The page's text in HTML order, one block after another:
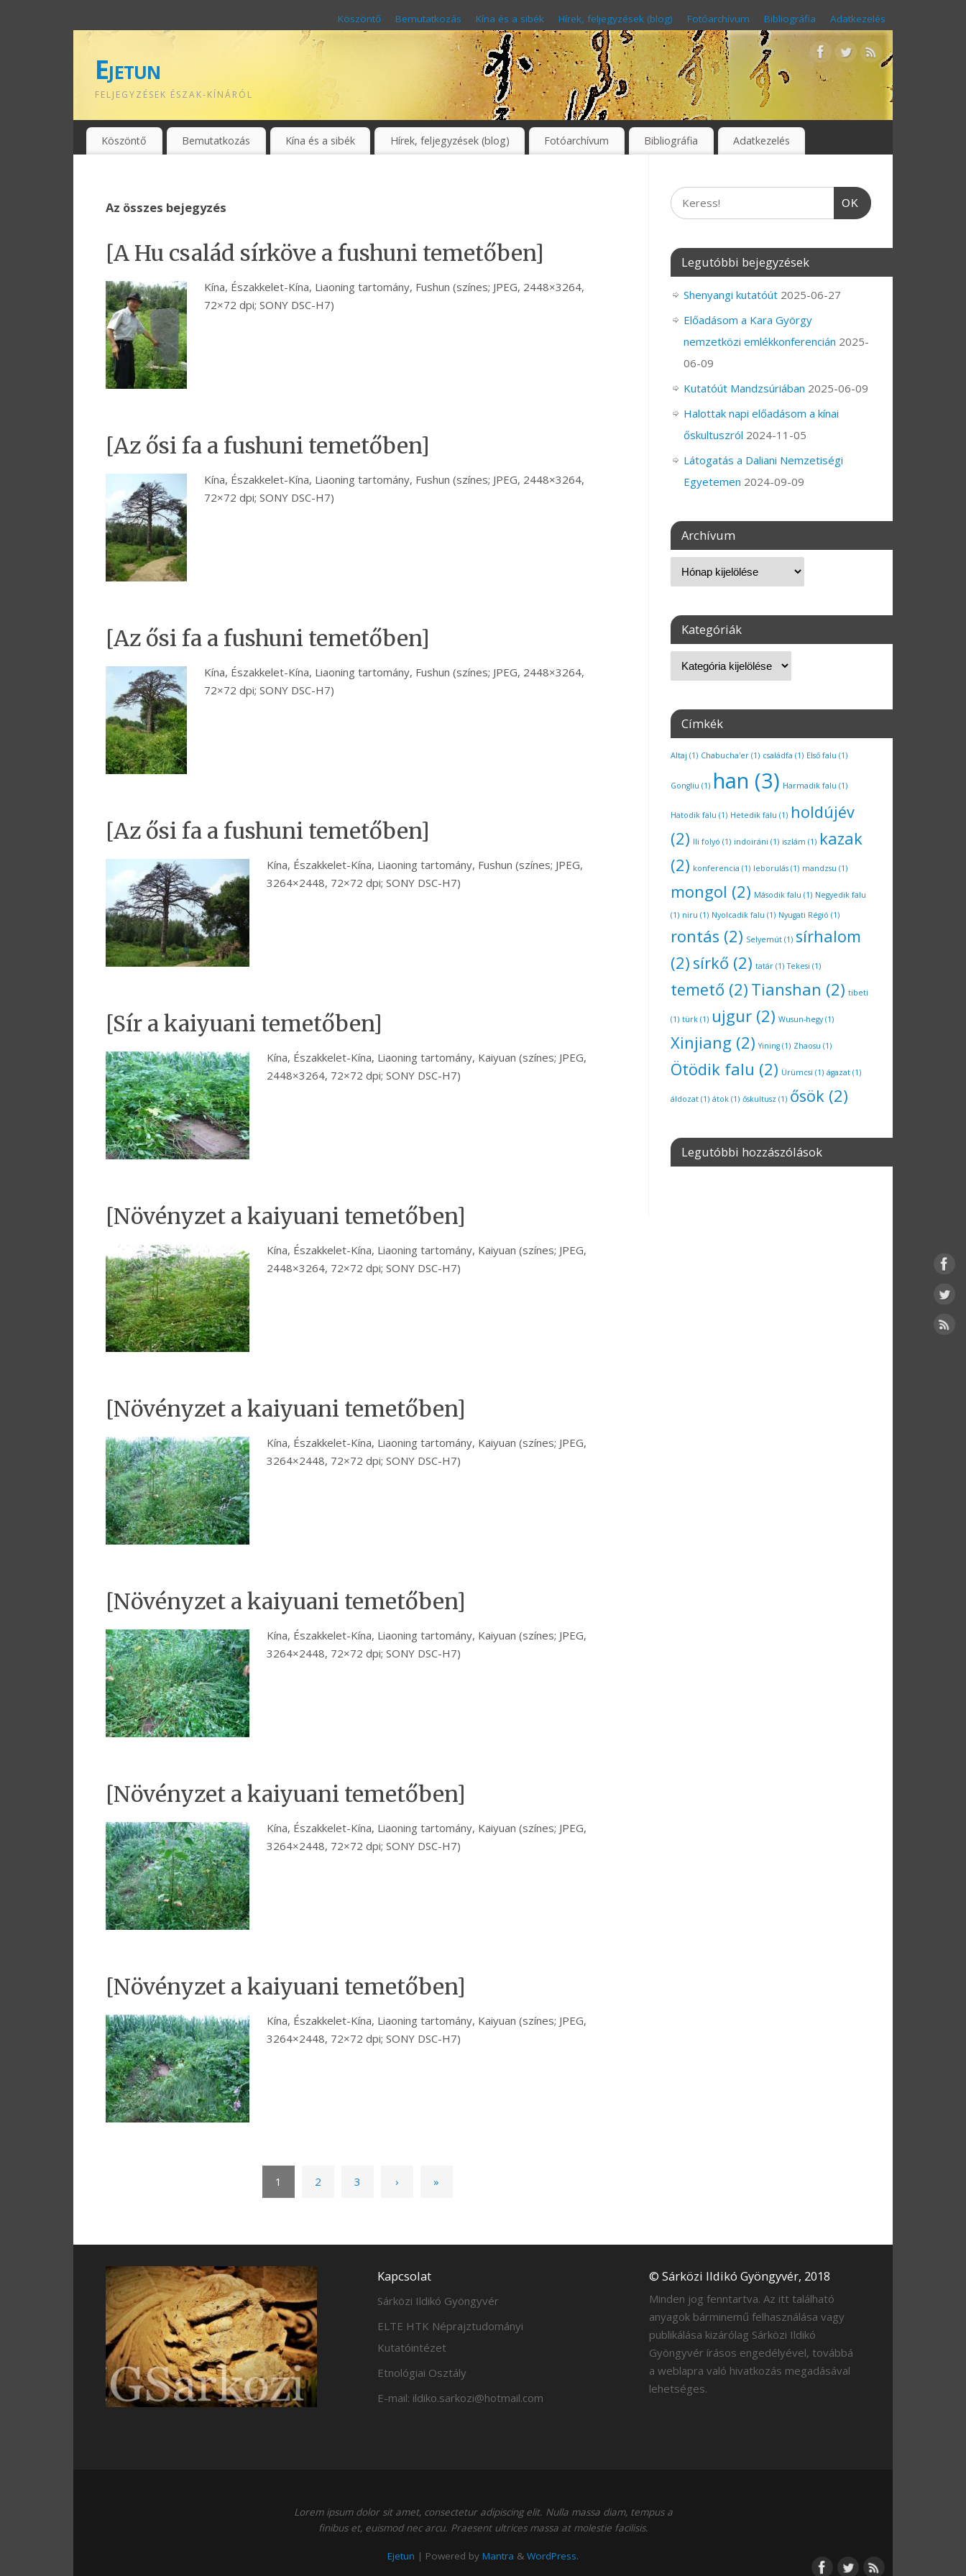
Köszöntő Bemutatkozás Kína és a sibék Hírek, feljegyzések (blog) Fotóarchívum Bibliográfia Adatkezelés
Ejetun
FELJEGYZÉSEK ÉSZAK-KÍNÁRÓL
Köszöntő Bemutatkozás Kína és a sibék Hírek, feljegyzések (blog) Fotóarchívum Bibliográfia Adatkezelés
Az összes bejegyzés
[A Hu család sírköve a fushuni temetőben]
Kína, Északkelet-Kína, Liaoning tartomány, Fushun (színes; JPEG, 2448×3264,
72×72 dpi; SONY DSC-H7)
[Az ősi fa a fushuni temetőben]
Kína, Északkelet-Kína, Liaoning tartomány, Fushun (színes; JPEG, 2448×3264,
72×72 dpi; SONY DSC-H7)
[Az ősi fa a fushuni temetőben]
Kína, Északkelet-Kína, Liaoning tartomány, Fushun (színes; JPEG, 2448×3264,
72×72 dpi; SONY DSC-H7)
[Az ősi fa a fushuni temetőben]
Kína, Északkelet-Kína, Liaoning tartomány, Fushun (színes; JPEG,
3264×2448, 72×72 dpi; SONY DSC-H7)
[Sír a kaiyuani temetőben]
Kína, Északkelet-Kína, Liaoning tartomány, Kaiyuan (színes; JPEG,
2448×3264, 72×72 dpi; SONY DSC-H7)
[Növényzet a kaiyuani temetőben]
Kína, Északkelet-Kína, Liaoning tartomány, Kaiyuan (színes; JPEG,
2448×3264, 72×72 dpi; SONY DSC-H7)
[Növényzet a kaiyuani temetőben]
Kína, Északkelet-Kína, Liaoning tartomány, Kaiyuan (színes; JPEG,
3264×2448, 72×72 dpi; SONY DSC-H7)
[Növényzet a kaiyuani temetőben]
Kína, Északkelet-Kína, Liaoning tartomány, Kaiyuan (színes; JPEG,
3264×2448, 72×72 dpi; SONY DSC-H7)
[Növényzet a kaiyuani temetőben]
Kína, Északkelet-Kína, Liaoning tartomány, Kaiyuan (színes; JPEG,
3264×2448, 72×72 dpi; SONY DSC-H7)
[Növényzet a kaiyuani temetőben]
Kína, Északkelet-Kína, Liaoning tartomány, Kaiyuan (színes; JPEG,
3264×2448, 72×72 dpi; SONY DSC-H7)
1 2 3 › »
OK
Legutóbbi bejegyzések
Shenyangi kutatóút 2025-06-27
Előadásom a Kara György
nemzetközi emlékkonferencián 2025-
06-09
Kutatóút Mandzsúriában 2025-06-09
Halottak napi előadásom a kínai
őskultuszról 2024-11-05
Látogatás a Daliani Nemzetiségi
Egyetemen 2024-09-09
Archívum
Kategóriák
Címkék
Altaj (1) Chabucha'er (1) családfa (1) Első falu (1)
Gongliu (1) han (3) Harmadik falu (1)
Hatodik falu (1) Hetedik falu (1) holdújév
(2) Ili folyó (1) indoiráni (1) iszlám (1) kazak
(2) konferencia (1) leborulás (1) mandzsu (1)
mongol (2) Második falu (1) Negyedik falu
(1) niru (1) Nyolcadik falu (1) Nyugati Régió (1)
rontás (2) Selyemút (1) sírhalom
(2) sírkő (2) tatár (1) Tekesi (1)
temető (2) Tianshan (2) tibeti
(1) türk (1) ujgur (2) Wusun-hegy(1)
Xinjiang (2) Yining (1) Zhaosu (1)
Ötödik falu (2) Ürümcsi (1) ágazat (1)
áldozat (1) átok (1) őskultusz (1) ősök (2)
Legutóbbi hozzászólások
Kapcsolat
Sárközi Ildikó Gyöngyvér
ELTE HTK Néprajztudományi
Kutatóintézet
Etnológiai Osztály
E-mail: ildiko.sarkozi@hotmail.com
© Sárközi Ildikó Gyöngyvér, 2018
Minden jog fenntartva. Az itt található
anyagok bárminemű felhasználása vagy
publikálása kizárólag Sárközi Ildikó
Gyöngyvér írásos engedélyével, továbbá
a weblapra való hivatkozás megadásával
lehetséges.
Lorem ipsum dolor sit amet, consectetur adipiscing elit. Nulla massa diam, tempus a
finibus et, euismod nec arcu. Praesent ultrices massa at molestie facilisis.
Ejetun | Powered by Mantra & WordPress.